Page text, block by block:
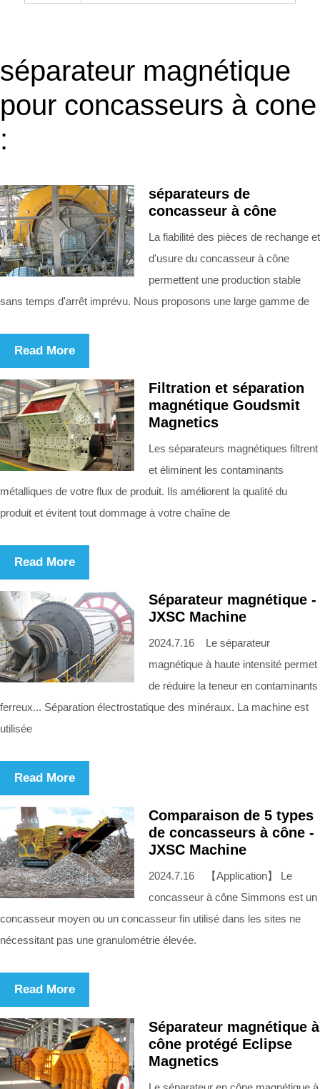
séparateur magnétique
pour concasseurs à cone
:
séparateurs de
concasseur à cône
La fiabilité des pièces de rechange et
d'usure du concasseur à cône
permettent une production stable
sans temps d'arrêt imprévu. Nous proposons une large gamme de
Read More
Filtration et séparation
magnétique Goudsmit
Magnetics
Les séparateurs magnétiques filtrent
et éliminent les contaminants
métalliques de votre flux de produit. Ils améliorent la qualité du
produit et évitent tout dommage à votre chaîne de
Read More
Séparateur magnétique -
JXSC Machine
2024.7.16 Le séparateur
magnétique à haute intensité permet
de réduire la teneur en contaminants
ferreux... Séparation électrostatique des minéraux. La machine est
utilisée
Read More
Comparaison de 5 types
de concasseurs à cône -
JXSC Machine
2024.7.16 【Application】 Le
concasseur à cône Simmons est un
concasseur moyen ou un concasseur fin utilisé dans les sites ne
nécessitant pas une granulométrie élevée.
Read More
Séparateur magnétique à
cône protégé Eclipse
Magnetics